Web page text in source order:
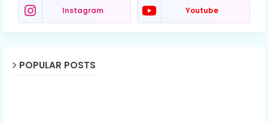
Instagram Youtube
POPULAR POSTS